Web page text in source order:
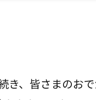
き、皆さまのお